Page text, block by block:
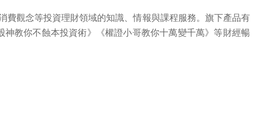
費觀念等投資理財領域的知識、情報與課程服務。旗下產品有
教你不蝕本投資術》《權證小哥教你十萬變千萬》等財經暢